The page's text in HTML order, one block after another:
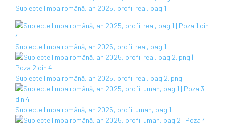
Subiecte limba română, an 2025, profil real, pag 1
Subiecte limba română, an 2025, profil real, pag 1
Subiecte limba română, an 2025, profil real, pag 2. png
Subiecte limba română, an 2025, profil uman, pag 1